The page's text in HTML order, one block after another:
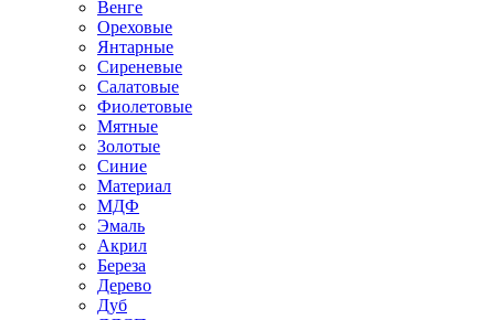
Венге
Ореховые
Янтарные
Сиреневые
Салатовые
Фиолетовые
Мятные
Золотые
Синие
Материал
МДФ
Эмаль
Акрил
Береза
Дерево
Дуб